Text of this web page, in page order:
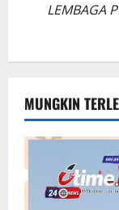
LEMBAGA
MUNGKIN